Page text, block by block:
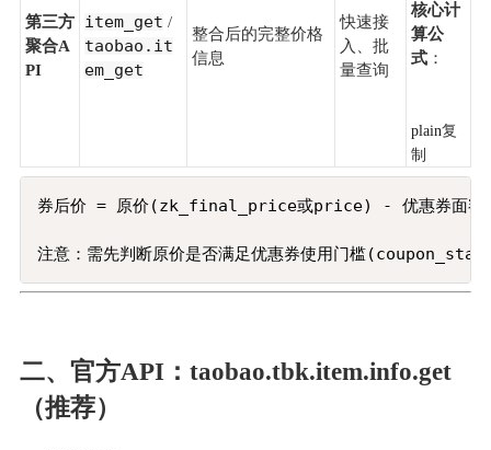
第三方
聚合A
PI
item_get /
taobao.it
em_get
整合后的完整价格
信息
快速接
入、批
量查询
核心计
算公
式 ：
plain复
制
券后价 = 原价(zk_final_price或price) - 优惠券面额
注意：需先判断原价是否满足优惠券使用门槛
Copy
二、官方API：taobao.tbk.item.info.get
（推荐）